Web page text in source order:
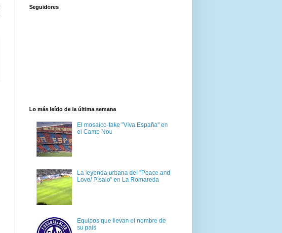
Seguidores
Lo más leído de la última semana
El mosaico-fake "Viva España" en
el Camp Nou
La leyenda urbana del "Peace and
Love/ Písalo" en La Romareda
Equipos que llevan el nombre de
su país